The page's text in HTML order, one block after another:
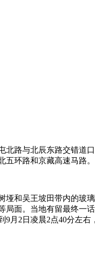
北路与北辰东路交错
环路和京藏高速马路。
垭和吴王坡田带内的
面。当地有留最终
月2日凌晨2点40分左右